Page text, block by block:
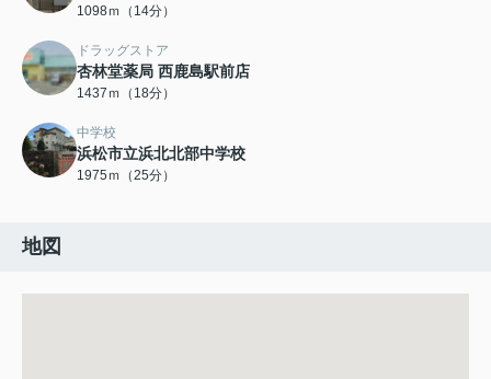
1098ｍ（14分）
ドラッグストア
杏林堂薬局 西鹿島駅前店
1437ｍ（18分）
中学校
浜松市立浜北北部中学校
1975ｍ（25分）
地図